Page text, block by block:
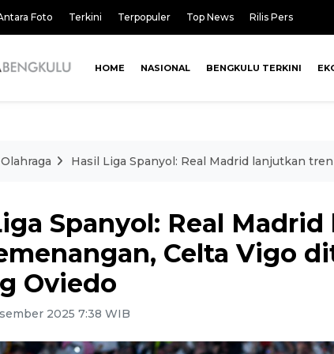
Foto Terkini Terpopuler Top News Rilis Pers
HOME NASIONAL BENGKULU TERKINI
Olahraga Hasil Liga Spanyol: Real Madrid lanjutkan
Spanyol: Real
Celta Vigo
Oviedo
2025 7:38 WIB